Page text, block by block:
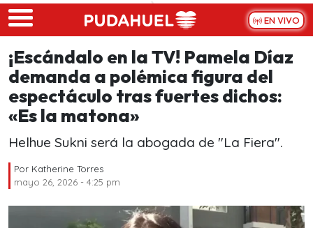
Skip to main content
EN VIVO
¡Escándalo en la TV! Pamela Díaz
demanda a polémica figura del
espectáculo tras fuertes dichos:
«Es la matona»
Helhue Sukni será la abogada de "La Fiera".
Por Katherine Torres
mayo 26, 2026 - 4:25 pm